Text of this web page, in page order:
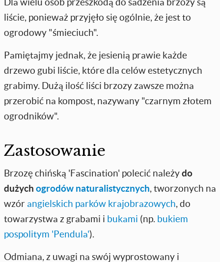
liście, ponieważ przyjęło się ogólnie, że jest to
ogrodowy "śmieciuch".
Pamiętajmy jednak, że jesienią prawie każde
drzewo gubi liście, które dla celów estetycznych
grabimy. Dużą ilość liści brzozy zawsze można
przerobić na kompost, nazywany "czarnym złotem
ogrodników".
Zastosowanie
Brzozę chińską 'Fascination' polecić należydo
dużych ogrodów naturalistycznych, tworzonych na
wzór angielskich parków krajobrazowych, do
towarzystwa z grabami i bukami (np. bukiem
pospolitym 'Pendula').
Odmiana, z uwagi na swój wyprostowany i